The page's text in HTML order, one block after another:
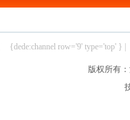
{dede:channel row='9' type='top' } |
版权所有